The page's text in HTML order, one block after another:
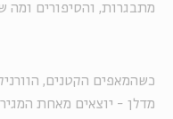
מתבגרות, והסיפורים ומה
כשהמאפים הקטנים,
מדלן - יוצאים מאחת